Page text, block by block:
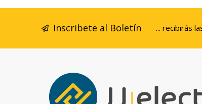
Inscribete al Boletín ... recibirás